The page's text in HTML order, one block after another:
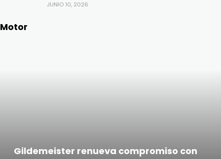
JUNIO 10, 2026
Motor
Gildemeister renueva compromiso con